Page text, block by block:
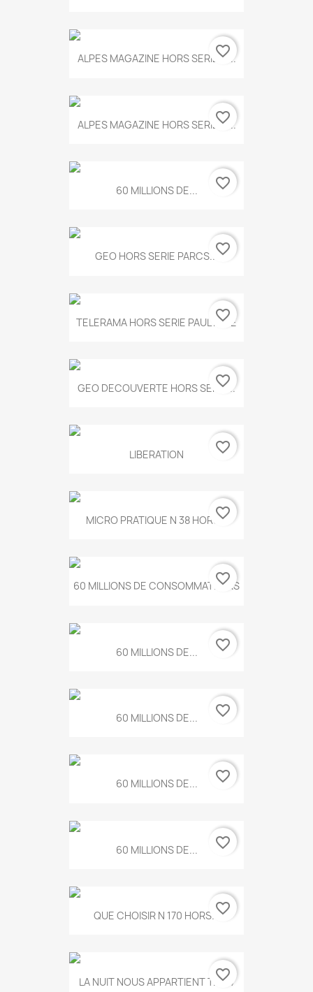
ALPES MAGAZINE HORS SERIE N...
favorite_border
ALPES MAGAZINE HORS SERIE N...
favorite_border
60 MILLIONS DE... favorite_border
GEO HORS SERIE PARCS...favorite_border
TELERAMA HORS SERIE PAUL KLEE
favorite_border
GEO DECOUVERTE HORS SERIE...
favorite_border
LIBERATION favorite_border
MICRO PRATIQUE N 38 HORS...
favorite_border
60 MILLIONS DE CONSOMMATEURS
favorite_border
60 MILLIONS DE... favorite_border
60 MILLIONS DE... favorite_border
60 MILLIONS DE... favorite_border
60 MILLIONS DE... favorite_border
QUE CHOISIR N 170 HORS...favorite_border
LA NUIT NOUS APPARTIENT T.634
favorite_border